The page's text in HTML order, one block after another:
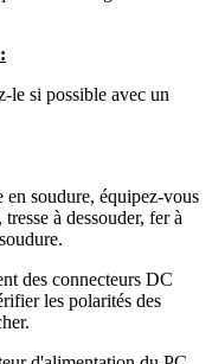
le si possible avec un
en soudure, équipez-vous
à dessouder, fer à
des connecteurs DC
les polarités des